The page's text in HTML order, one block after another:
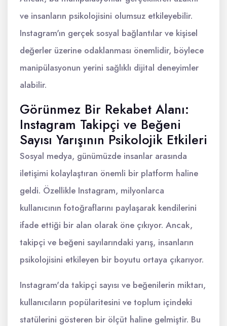
ve insanların psikolojisini olumsuz etkileyebilir.
Instagram'ın gerçek sosyal bağlantılar ve kişisel
değerler üzerine odaklanması önemlidir, böylece
manipülasyonun yerini sağlıklı dijital deneyimler
alabilir.
Görünmez Bir Rekabet Alanı:
Instagram Takipçi ve Beğeni
Sayısı Yarışının Psikolojik Etkileri
Sosyal medya, günümüzde insanlar arasında
iletişimi kolaylaştıran önemli bir platform haline
geldi. Özellikle Instagram, milyonlarca
kullanıcının fotoğraflarını paylaşarak kendilerini
ifade ettiği bir alan olarak öne çıkıyor. Ancak,
takipçi ve beğeni sayılarındaki yarış, insanların
psikolojisini etkileyen bir boyutu ortaya çıkarıyor.
Instagram'da takipçi sayısı ve beğenilerin miktarı,
kullanıcıların popülaritesini ve toplum içindeki
statülerini gösteren bir ölçüt haline gelmiştir. Bu